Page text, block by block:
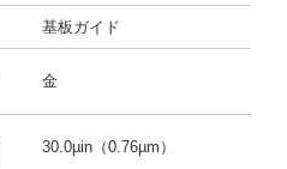
基板ガイド
金
30.0µin（0.76µm）